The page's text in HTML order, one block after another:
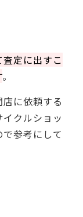
定に出すこ
。
に依頼する
クルショッ
参考にして